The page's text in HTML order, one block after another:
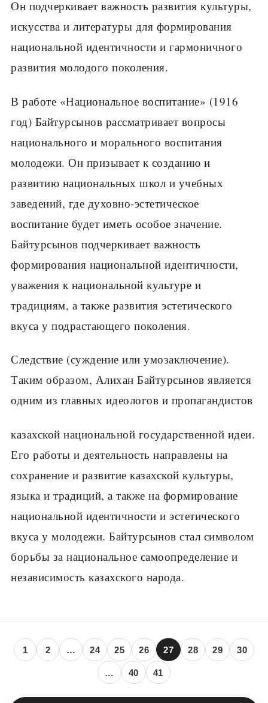
Он подчеркивает важность развития культуры,
искусства и литературы для формирования
национальной идентичности и гармоничного
развития молодого поколения.
В работе «Национальное воспитание» (1916
год) Байтурсынов рассматривает вопросы
национального и морального воспитания
молодежи. Он призывает к созданию и
развитию национальных школ и учебных
заведений, где духовно-эстетическое
воспитание будет иметь особое значение.
Байтурсынов подчеркивает важность
формирования национальной идентичности,
уважения к национальной культуре и
традициям, а также развития эстетического
вкуса у подрастающего поколения.
Следствие (суждение или умозаключение).
Таким образом, Алихан Байтурсынов является
одним из главных идеологов и пропагандистов
казахской национальной государственной идеи.
Его работы и деятельность направлены на
сохранение и развитие казахской культуры,
языка и традиций, а также на формирование
национальной идентичности и эстетического
вкуса у молодежи. Байтурсынов стал символом
борьбы за национальное самоопределение и
независимость казахского народа.
1 2 … 24 25 26 27 28 29 30
… 40 41